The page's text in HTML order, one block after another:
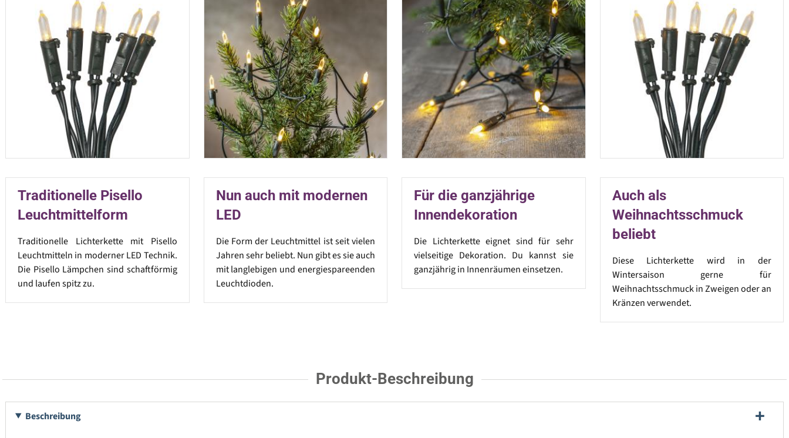
Traditionelle Pisello
Leuchtmittelform
Traditionelle Lichterkette mit Pisello
Leuchtmitteln in moderner LED Technik.
Die Pisello Lämpchen sind schaftförmig
und laufen spitz zu.
Nun auch mit modernen
LED
Die Form der Leuchtmittel ist seit vielen
Jahren sehr beliebt. Nun gibt es sie auch
mit langlebigen und energiespareenden
Leuchtdioden.
Für die ganzjährige
Innendekoration
Die Lichterkette eignet sind für sehr
vielseitige Dekoration. Du kannst sie
ganzjährig in Innenräumen einsetzen.
Auch als
Weihnachtsschmuck
beliebt
Diese Lichterkette wird in der
Wintersaison gerne für
Weihnachtsschmuck in Zweigen oder an
Kränzen verwendet.
Produkt-Beschreibung
Beschreibung